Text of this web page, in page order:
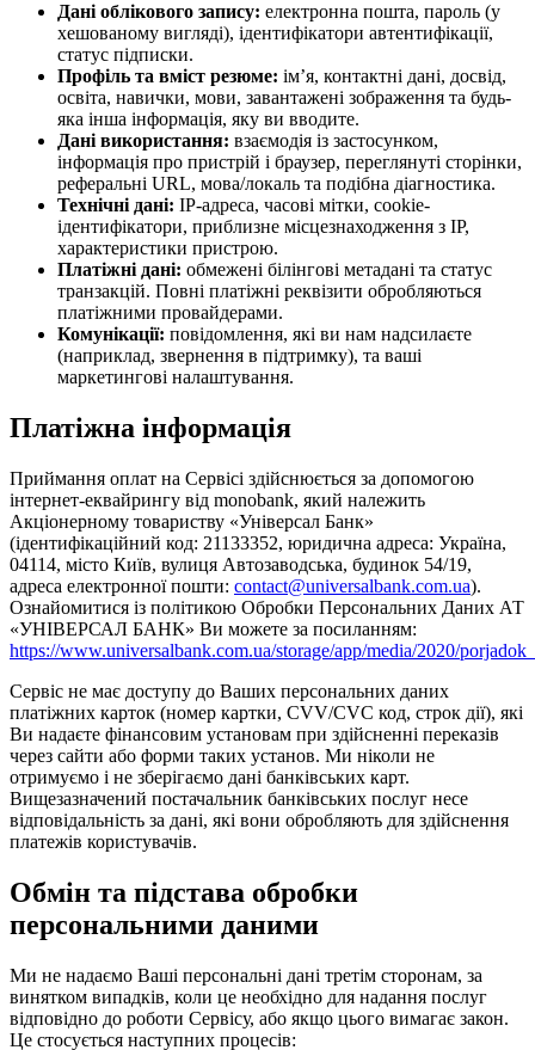
Дані облікового запису: електронна пошта, пароль (у
хешованому вигляді), ідентифікатори автентифікації,
статус підписки.
Профіль та вміст резюме: ім’я, контактні дані, досвід,
освіта, навички, мови, завантажені зображення та будь-
яка інша інформація, яку ви вводите.
Дані використання: взаємодія із застосунком,
інформація про пристрій і браузер, переглянуті сторінки,
реферальні URL, мова/локаль та подібна діагностика.
Технічні дані: IP-адреса, часові мітки, cookie-
ідентифікатори, приблизне місцезнаходження з IP,
характеристики пристрою.
Платіжні дані: обмежені білінгові метадані та статус
транзакцій. Повні платіжні реквізити обробляються
платіжними провайдерами.
Комунікації: повідомлення, які ви нам надсилаєте
(наприклад, звернення в підтримку), та ваші
маркетингові налаштування.
Платіжна інформація
Приймання оплат на Сервісі здійснюється за допомогою
інтернет-еквайрингу від monobank, який належить
Акціонерному товариству «Універсал Банк»
(ідентифікаційний код: 21133352, юридична адреса: Україна,
04114, місто Київ, вулиця Автозаводська, будинок 54/19,
адреса електронної пошти: contact@universalbank.com.ua).
Ознайомитися із політикою Обробки Персональних Даних АТ
«УНІВЕРСАЛ БАНК» Ви можете за посиланням:
https://www.universalbank.com.ua/storage/app/media/2020/
Сервіс не має доступу до Ваших персональних даних
платіжних карток (номер картки, CVV/CVC код, строк дії), які
Ви надаєте фінансовим установам при здійсненні переказів
через сайти або форми таких установ. Ми ніколи не
отримуємо і не зберігаємо дані банківських карт.
Вищезазначений постачальник банківських послуг несе
відповідальність за дані, які вони обробляють для здійснення
платежів користувачів.
Обмін та підстава обробки
персональними даними
Ми не надаємо Ваші персональні дані третім сторонам, за
винятком випадків, коли це необхідно для надання послуг
відповідно до роботи Сервісу, або якщо цього вимагає закон.
Це стосується наступних процесів: